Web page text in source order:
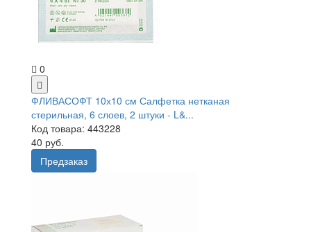
0
ФЛИВАСОФТ 10х10 см Салфетка нетканая
стерильная, 6 слоев, 2 штуки - L&...
Код товара: 443228
40 руб.
Предзаказ